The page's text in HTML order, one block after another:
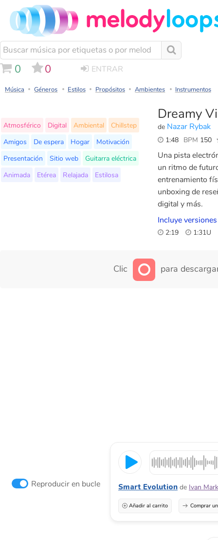
0 0 ENTRAR
Música Géneros Estilos Propósitos Ambientes Instrumentos
Dreamy
de Nazar Rybak
1:48 BPM 150
Atmosférico Digital Ambiental
Chillstep
Amigos
De espera Hogar
Motivación
Presentación
Sitio web
Guitarra eléctrica
Animada
Etérea Relajada Estilosa
Una pista
un ritmo de
entrenamiento
unboxing de
digital y más.
Incluye
2:19 1:31U
Clic para
Reproducir en bucle Smart Evolution de Ivan
Añadir al carrito Comprar